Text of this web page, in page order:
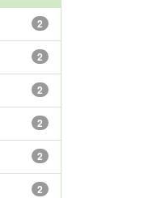
2
2
2
2
2
2